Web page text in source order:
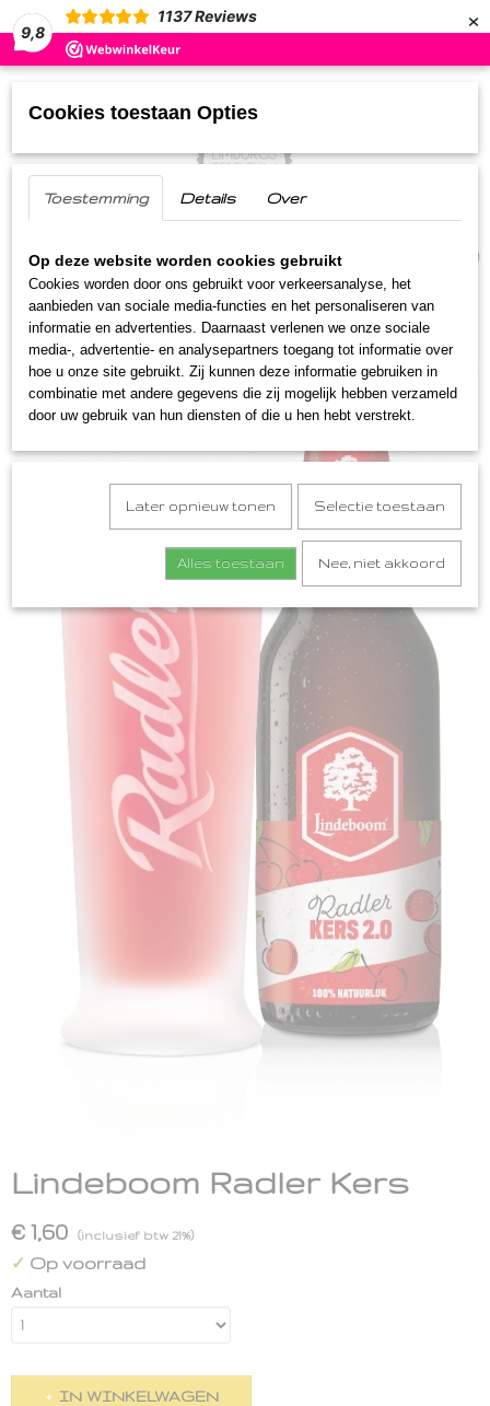
9,8
1137 Reviews ×
(0)
Home >Streekproducten Limburgs Bier
Lindeboom Radler Kers
Lindeboom Radler Kers
€ 1,60 (inclusief btw 21%)
✓ Op voorraad
Aantal
IN WINKELWAGEN
Cookies toestaan Opties
Toestemming Details Over
Op deze website worden cookies gebruikt
Cookies worden door ons gebruikt voor verkeersanalyse, het
aanbieden van sociale media-functies en het personaliseren van
informatie en advertenties. Daarnaast verlenen we onze sociale
media-, advertentie- en analysepartners toegang tot informatie over
hoe u onze site gebruikt. Zij kunnen deze informatie gebruiken in
combinatie met andere gegevens die zij mogelijk hebben verzameld
door uw gebruik van hun diensten of die u hen hebt verstrekt.
Later opnieuw tonen Selectie toestaan
Alles toestaan Nee, niet akkoord